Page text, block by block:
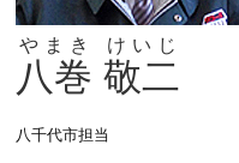
八巻
やまき
敬二
けいじ
八千代市担当